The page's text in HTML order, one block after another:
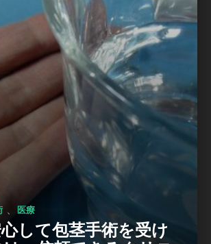
医療
して包茎手術を受け